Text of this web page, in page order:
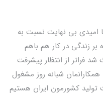
امیدی بی نهایت نسبت به
زندگی در کار هم باهم
فراتر از انتظار پیشرفت
شبانه روز مشغول
تولید کشورمون ایران هستیم